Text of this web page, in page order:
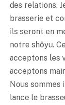
des relations.
brasserie et
ils seront en
notre shôyu.
acceptons les
acceptons
Nous
lance le